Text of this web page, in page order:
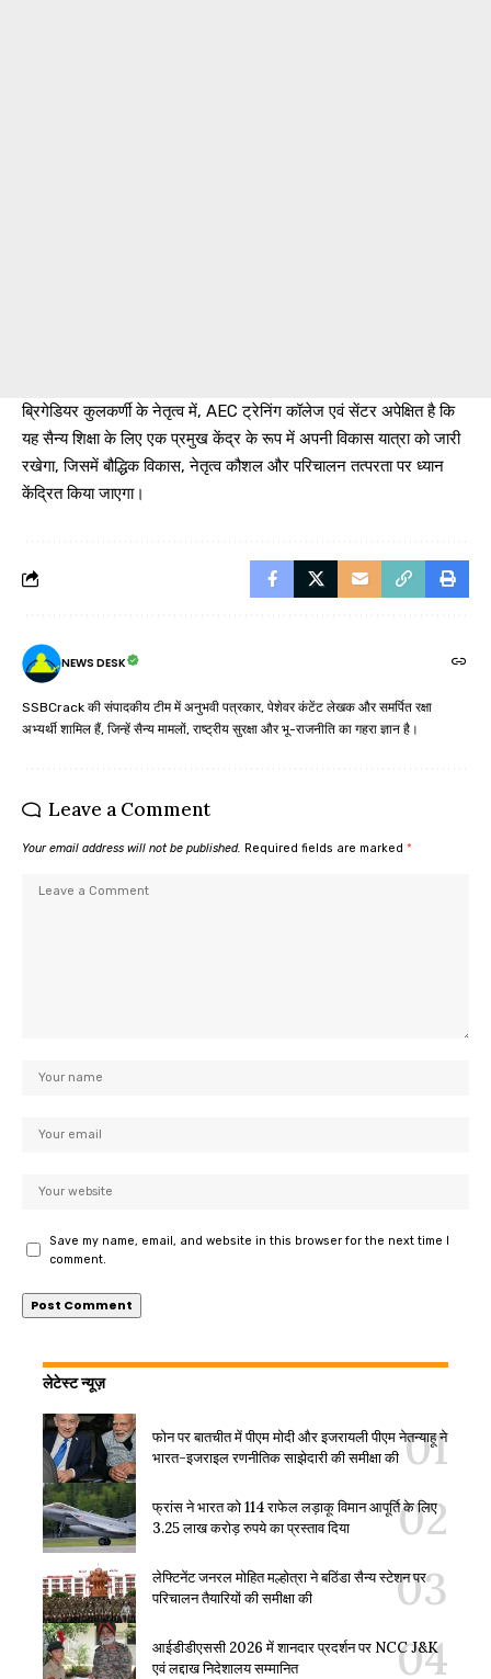
ब्रिगेडियर कुलकर्णी के नेतृत्व में, AEC ट्रेनिंग कॉलेज एवं सेंटर अपेक्षित है कि
यह सैन्य शिक्षा के लिए एक प्रमुख केंद्र के रूप में अपनी विकास यात्रा को जारी
रखेगा, जिसमें बौद्धिक विकास, नेतृत्व कौशल और परिचालन तत्परता पर ध्यान
केंद्रित किया जाएगा।
NEWS DESK
SSBCrack की संपादकीय टीम में अनुभवी पत्रकार, पेशेवर कंटेंट लेखक और समर्पित रक्षा
अभ्यर्थी शामिल हैं, जिन्हें सैन्य मामलों, राष्ट्रीय सुरक्षा और भू-राजनीति का गहरा ज्ञान है।
Leave a Comment
Your email address will not be published. Required fields are marked *
Save my name, email, and website in this browser for the next time I
comment.
लेटेस्ट न्यूज़
फोन पर बातचीत में पीएम मोदी और इजरायली पीएम नेतन्याहू ने
भारत-इजराइल रणनीतिक साझेदारी की समीक्षा की
फ्रांस ने भारत को 114 राफेल लड़ाकू विमान आपूर्ति के लिए
3.25 लाख करोड़ रुपये का प्रस्ताव दिया
लेफ्टिनेंट जनरल मोहित मल्होत्रा ने बठिंडा सैन्य स्टेशन पर
परिचालन तैयारियों की समीक्षा की
आईडीडीएससी 2026 में शानदार प्रदर्शन पर NCC J&K
एवं लद्दाख निदेशालय सम्मानित